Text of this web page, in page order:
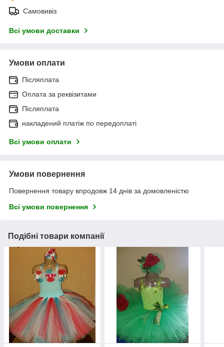
Самовивіз
Всі умови доставки
Умови оплати
Післяплата
Оплата за реквізитами
Післяплата
накладений платіж по передоплаті
Всі умови оплати
Умови повернення
Повернення товару впродовж 14 днів за домовленістю
Всі умови повернення
Подібні товари компанії